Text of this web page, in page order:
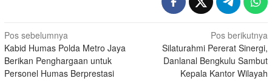
Navigasi
pos
Pos sebelumnya
Kabid Humas Polda Metro Jaya
Berikan Penghargaan untuk
Personel Humas Berprestasi
Pos berikutnya
Silaturahmi Pererat Sinergi,
Danlanal Bengkulu Sambut
Kepala Kantor Wilayah